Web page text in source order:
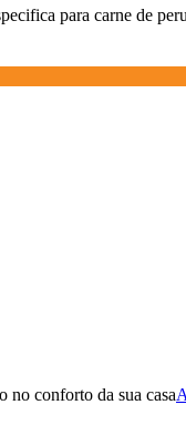
para carne de
no conforto da sua casa